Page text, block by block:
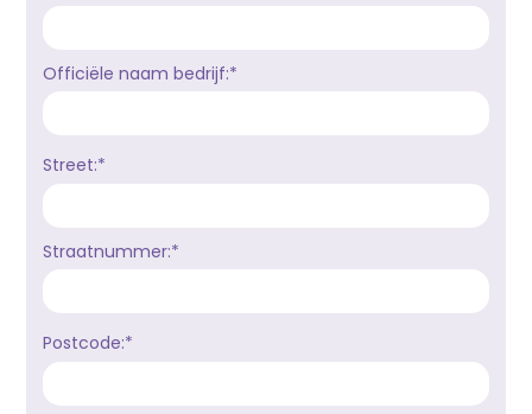
Officiële naam bedrijf:*
Street:*
Straatnummer:*
Postcode:*